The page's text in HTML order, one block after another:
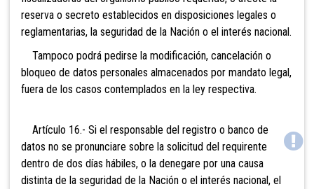
reserva o secreto establecidos en disposiciones legales o
reglamentarias, la seguridad de la Nación o el interés nacional.
Tampoco podrá pedirse la modificación, cancelación o
bloqueo de datos personales almacenados por mandato legal,
fuera de los casos contemplados en la ley respectiva.
Artículo 16.- Si el responsable del registro o banco de
datos no se pronunciare sobre la solicitud del requirente
dentro de dos días hábiles, o la denegare por una causa
distinta de la seguridad de la Nación o el interés nacional, el